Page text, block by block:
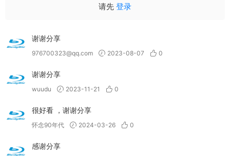
请先 登录
谢谢分享
976700323@qq.com 2023-08-07 0
谢谢分享
wuudu 2023-11-21 0
很好看 ，谢谢分享
怀念90年代 2024-03-26 0
感谢分享